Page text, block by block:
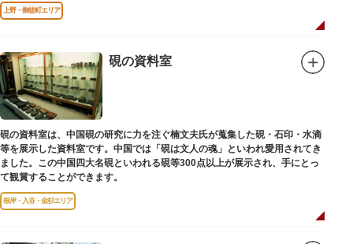
上野・御徒町エリア
硯の資料室
硯の資料室は、中国硯の研究に力を注ぐ楠文夫氏が蒐集した硯・石印・水滴
等を展示した資料室です。中国では「硯は文人の魂」といわれ愛用されてき
ました。この中国四大名硯といわれる硯等300点以上が展示され、手にとっ
て観賞することができます。
根岸・入谷・金杉エリア